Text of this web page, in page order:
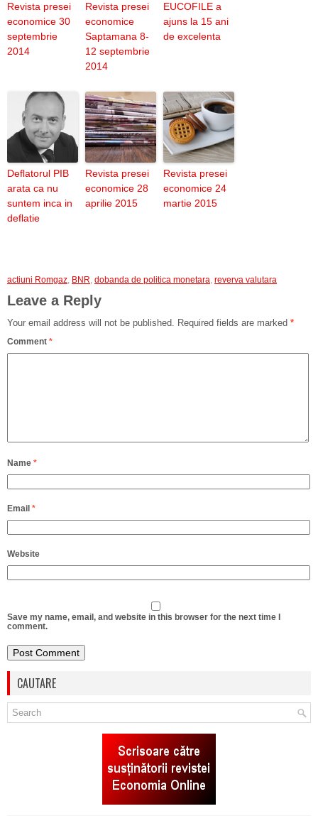
Revista presei
economice 30
septembrie
2014
Revista presei
economice
Saptamana 8-
12 septembrie
2014
EUCOFILE a
ajuns la 15 ani
de excelenta
Deflatorul PIB
arata ca nu
suntem inca in
deflatie
Revista presei
economice 28
aprilie 2015
Revista presei
economice 24
martie 2015
actiuni Romgaz, BNR, dobanda de politica monetara, reverva valutara
Leave a Reply
Your email address will not be published. Required fields are marked *
Comment *
Name *
Email *
Website
Save my name, email, and website in this browser for the next time I
comment.
CAUTARE